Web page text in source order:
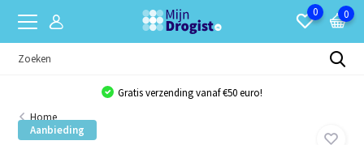
0 0
Gratis verzending vanaf €50 euro!
Home
Aanbieding